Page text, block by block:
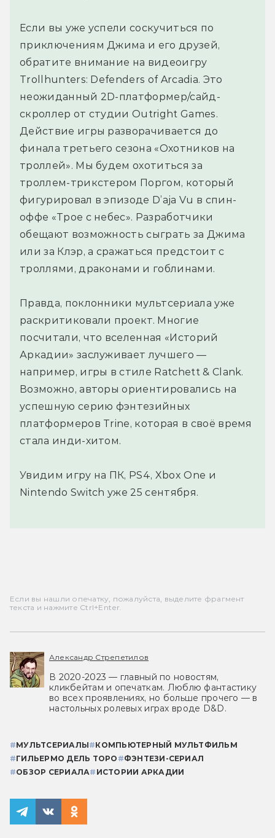
Если вы уже успели соскучиться по
приключениям Джима и его друзей,
обратите внимание на видеоигру
Trollhunters: Defenders of Arcadia. Это
неожиданный 2D-платформер/сайд-
скроллер от студии Outright Games.
Действие игры разворачивается до
финала третьего сезона «Охотников на
троллей». Мы будем охотиться за
троллем-трикстером Поргом, который
фигурировал в эпизоде D’aja Vu в спин-
оффе «Трое с небес». Разработчики
обещают возможность сыграть за Джима
или за Клэр, а сражаться предстоит с
троллями, драконами и гоблинами.
Правда, поклонники мультсериала уже
раскритиковали проект. Многие
посчитали, что вселенная «Историй
Аркадии» заслуживает лучшего —
например, игры в стиле Ratchett & Clank.
Возможно, авторы ориентировались на
успешную серию фэнтезийных
платформеров Trine, которая в своё время
стала инди-хитом.
Увидим игру на ПК, PS4, Xbox One и
Nintendo Switch уже 25 сентября.
Если вы нашли опечатку, пожалуйста, выделите фрагмент
текста и нажмите Ctrl+Enter.
Александр Стрепетилов
В 2020-2023 — главный по новостям,
кликбейтам и опечаткам. Люблю фантастику
во всех проявлениях, но больше прочего — в
настольных ролевых играх вроде D&D.
#МУЛЬТСЕРИАЛЫ#КОМПЬЮТЕРНЫЙ МУЛЬТФИЛЬМ
#ГИЛЬЕРМО ДЕЛЬ ТОРО #ФЭНТЕЗИ-СЕРИАЛ
#ОБЗОР СЕРИАЛА# ИСТОРИИ АРКАДИИ